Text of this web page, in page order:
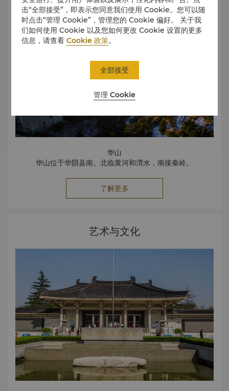
华山
华山位于华阴县南。北临黄河和渭水，南接秦岭。
了解更多
艺术与文化
击“全部接受”，即表示您同意我们使用 Cookie。您可以随
时点击“管理 Cookie”，管理您的 Cookie 偏好。 关于我
们如何使用 Cookie 以及您如何更改 Cookie 设置的更多
信息，请查看Cookie 政策。
管理 Cookie
全部接受